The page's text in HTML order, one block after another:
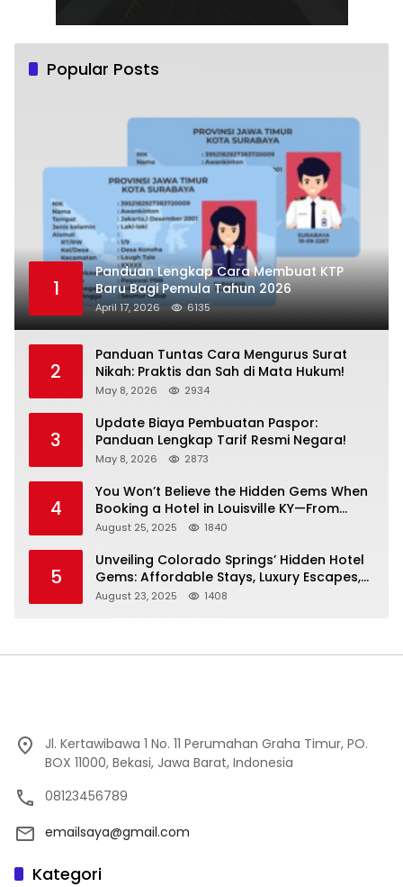
Popular Posts
1
Panduan Lengkap Cara Membuat KTP
Baru Bagi Pemula Tahun 2026
April 17, 2026 6135
2
Panduan Tuntas Cara Mengurus Surat
Nikah: Praktis dan Sah di Mata Hukum!
May 8, 2026 2934
3
Update Biaya Pembuatan Paspor:
Panduan Lengkap Tarif Resmi Negara!
May 8, 2026 2873
4
You Won’t Believe the Hidden Gems When
Booking a Hotel in Louisville KY—From
Cheap to Luxe!
August 25, 2025 1840
5
Unveiling Colorado Springs’ Hidden Hotel
Gems: Affordable Stays, Luxury Escapes,
and Everything In Between!
August 23, 2025 1408
Jl. Kertawibawa 1 No. 11 Perumahan Graha Timur, PO.
BOX 11000, Bekasi, Jawa Barat, Indonesia
08123456789
emailsaya@gmail.com
Kategori